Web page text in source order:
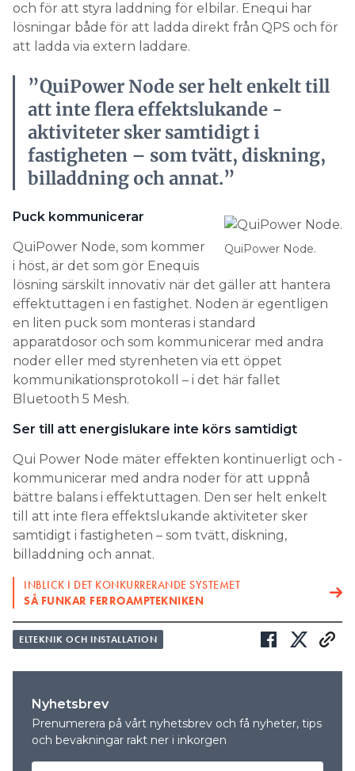
och för att styra ­laddning för elbilar. Enequi har
lösningar både för att ladda direkt från QPS och för
att ladda via extern laddare.
”QuiPower Node ser helt enkelt till
att inte flera effektslukande ­
aktiviteter sker samtidigt i
fastigheten – som tvätt, diskning,
billaddning och annat.”
QuiPower Node.
Puck kommunicerar
QuiPower Node, som kommer
i höst, är det som gör Enequis
lösning särskilt innovativ när det gäller att hantera
effektuttagen i en fastighet. Noden är egentligen
en liten puck som monteras i standard
apparatdosor och som kommunicerar med andra
noder eller med styrenheten via ett öppet
kommunikationsprotokoll – i det här fallet
Bluetooth 5 Mesh.
Ser till att energislukare inte körs samtidigt
Qui Power Node mäter ­effekten kontinuerligt och ­
kommunicerar med andra ­noder för att uppnå
bättre balans i effektuttagen. Den ser helt enkelt
till att inte flera effektslukande aktiviteter sker
samtidigt i fastigheten – som tvätt, diskning,
billaddning och annat.
INBLICK I DET KONKURRERANDE SYSTEMET
SÅ FUNKAR FERROAMPTEKNIKEN
ELTEKNIK OCH INSTALLATION
Nyhetsbrev
Prenumerera på vårt nyhetsbrev och få nyheter, tips
och bevakningar rakt ner i inkorgen